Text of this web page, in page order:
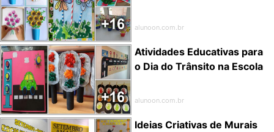
alunoon.com.br
Atividades Educativas para
o Dia do Trânsito na Escola
alunoon.com.br
Ideias Criativas de Murais